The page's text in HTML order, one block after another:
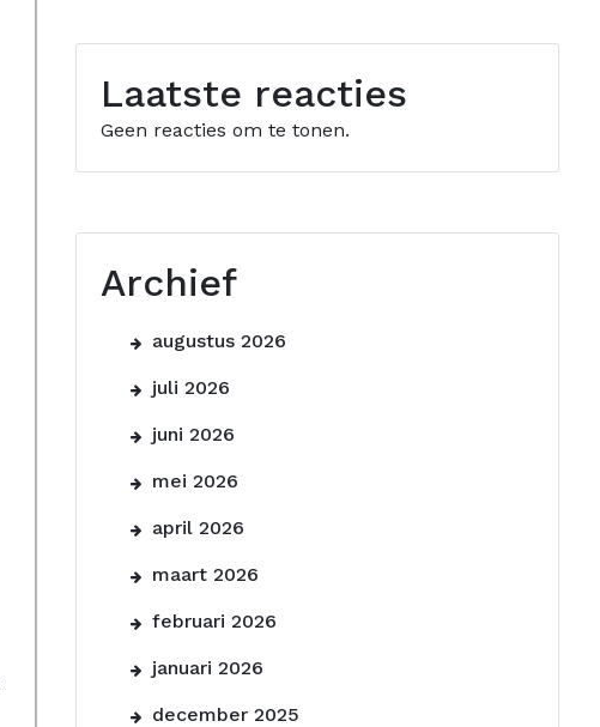
Laatste reacties
Geen reacties om te tonen.
Archief
augustus 2026
juli 2026
juni 2026
mei 2026
april 2026
maart 2026
februari 2026
januari 2026
december 2025